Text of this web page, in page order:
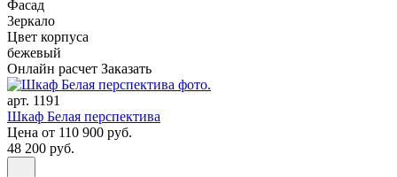
Фасад
3еркало
Цвет корпуса
бежевый
Онлайн расчет Заказать
арт. 1191
Шкаф Белая перспектива
Цена от 110 900 руб.
48 200 руб.